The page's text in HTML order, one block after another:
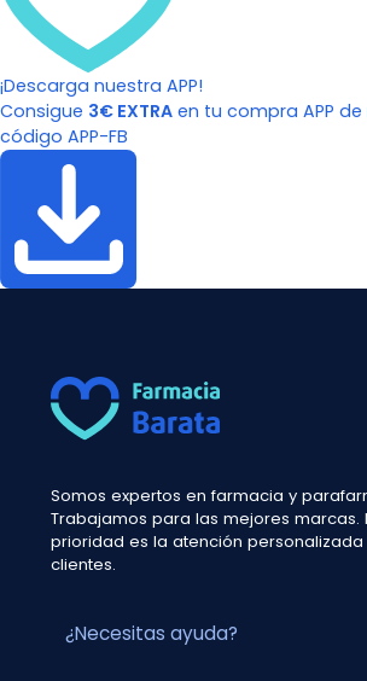
¡Descarga nuestra APP!
Consigue 3€ EXTRA en tu compra APP
código APP-FB
Somos expertos en farmacia y
Trabajamos para las mejores marcas.
prioridad es la atención personalizada
clientes.
¿Necesitas ayuda?